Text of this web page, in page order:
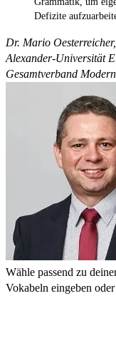
Defizite
Dr. Mario
Alexander-Universität
Gesamtverband
Wähle passend zu
Vokabeln eingeben